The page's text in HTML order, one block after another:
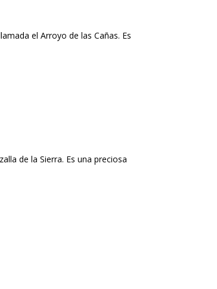
el Arroyo de las Cañas. Es
de la Sierra. Es una preciosa